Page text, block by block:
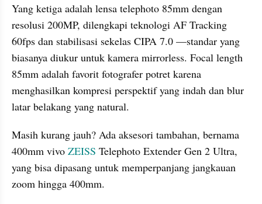
Yang ketiga adalah lensa telephoto 85mm dengan
resolusi 200MP, dilengkapi teknologi AF Tracking
60fps dan stabilisasi sekelas CIPA 7.0 —standar yang
biasanya diukur untuk kamera mirrorless. Focal length
85mm adalah favorit fotografer potret karena
menghasilkan kompresi perspektif yang indah dan blur
latar belakang yang natural.
Masih kurang jauh? Ada aksesori tambahan, bernama
400mm vivo ZEISS Telephoto Extender Gen 2 Ultra,
yang bisa dipasang untuk memperpanjang jangkauan
zoom hingga 400mm.